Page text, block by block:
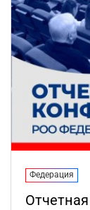
Федерация